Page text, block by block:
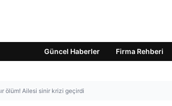
Güncel Haberler Firma Rehberi
ölüm! Ailesi sinir krizi geçirdi